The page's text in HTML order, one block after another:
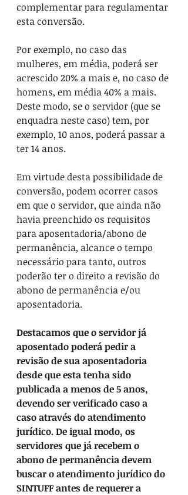
complementar para regulamentar
esta conversão.
Por exemplo, no caso das
mulheres, em média, poderá ser
acrescido 20% a mais e, no caso de
homens, em média 40% a mais.
Deste modo, se o servidor (que se
enquadra neste caso) tem, por
exemplo, 10 anos, poderá passar a
ter 14 anos.
Em virtude desta possibilidade de
conversão, podem ocorrer casos
em que o servidor, que ainda não
havia preenchido os requisitos
para aposentadoria/abono de
permanência, alcance o tempo
necessário para tanto, outros
poderão ter o direito a revisão do
abono de permanência e/ou
aposentadoria.
Destacamos que o servidor já
aposentado poderá pedir a
revisão de sua aposentadoria
desde que esta tenha sido
publicada a menos de 5 anos,
devendo ser verificado caso a
caso através do atendimento
jurídico. De igual modo, os
servidores que já recebem o
abono de permanência devem
buscar o atendimento jurídico do
SINTUFF antes de requerer a